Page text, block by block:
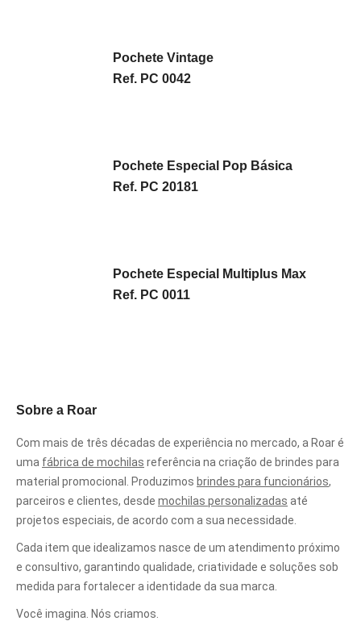
Pochete Vintage
Ref. PC 0042
Pochete Especial Pop Básica
Ref. PC 20181
Pochete Especial Multiplus Max
Ref. PC 0011
Sobre a Roar
Com mais de três décadas de experiência no mercado, a Roar é
uma fábrica de mochilas referência na criação de brindes para
material promocional. Produzimos brindes para funcionários,
parceiros e clientes, desde mochilas personalizadas até
projetos especiais, de acordo com a sua necessidade.
Cada item que idealizamos nasce de um atendimento próximo
e consultivo, garantindo qualidade, criatividade e soluções sob
medida para fortalecer a identidade da sua marca.
Você imagina. Nós criamos.